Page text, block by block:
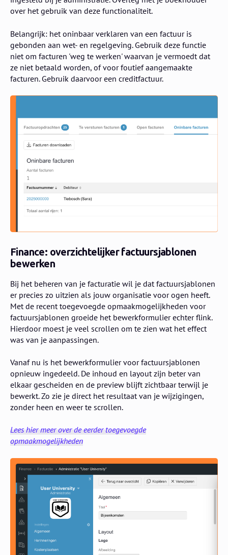
over het gebruik van deze functionaliteit.
Belangrijk: het oninbaar verklaren van een factuur is
gebonden aan wet- en regelgeving. Gebruik deze functie
niet om facturen 'weg te werken' waarvan je vermoedt dat
ze niet betaald worden, of voor foutief aangemaakte
facturen. Gebruik daarvoor een creditfactuur.
Finance: overzichtelijker factuursjablonen
bewerken
Bij het beheren van je facturatie wil je dat factuursjablonen
er precies zo uitzien als jouw organisatie voor ogen heeft.
Met de recent toegevoegde opmaakmogelijkheden voor
factuursjablonen groeide het bewerkformulier echter flink.
Hierdoor moest je veel scrollen om te zien wat het effect
was van je aanpassingen.
Vanaf nu is het bewerkformulier voor factuursjablonen
opnieuw ingedeeld. De inhoud en layout zijn beter van
elkaar gescheiden en de preview blijft zichtbaar terwijl je
bewerkt. Zo zie je direct het resultaat van je wijzigingen,
zonder heen en weer te scrollen.
Lees hier meer over de eerder toegevoegde
opmaakmogelijkheden